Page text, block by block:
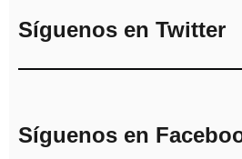
Síguenos en Twitter
Síguenos en